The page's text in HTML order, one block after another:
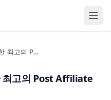
소규모 비즈니스를 위한 최고의 Post Affiliate Pro 대안 (월 $9.9부터)
최고의 Post Affiliate